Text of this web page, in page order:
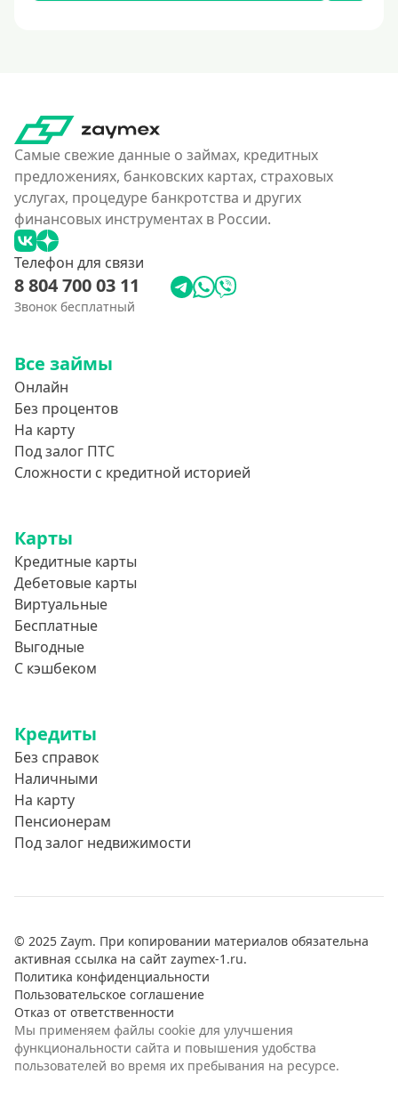
Самые свежие данные о займах, кредитных
предложениях, банковских картах, страховых
услугах, процедуре банкротства и других
финансовых инструментах в России.
Телефон для связи
8 804 700 03 11
Звонок бесплатный
Все займы
Онлайн
Без процентов
На карту
Под залог ПТС
Сложности с кредитной историей
Карты
Кредитные карты
Дебетовые карты
Виртуальные
Бесплатные
Выгодные
С кэшбеком
Кредиты
Без справок
Наличными
На карту
Пенсионерам
Под залог недвижимости
© 2025 Zaym. При копировании материалов обязательна
активная ссылка на сайт zaymex-1.ru.
Политика конфиденциальности
Пользовательское соглашение
Отказ от ответственности
Мы применяем файлы cookie для улучшения
функциональности сайта и повышения удобства
пользователей во время их пребывания на ресурсе.